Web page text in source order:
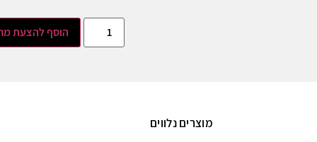
הוסף להצעת
מוצרים נלווים